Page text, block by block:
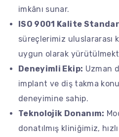
imkânı sunar.
ISO 9001 Kalite
süreçlerimiz uluslararası
uygun olarak
Deneyimli Ekip: Uzman
implant ve diş takma
deneyimine sahip.
Teknolojik Donanım:
donatılmış kliniğimiz,